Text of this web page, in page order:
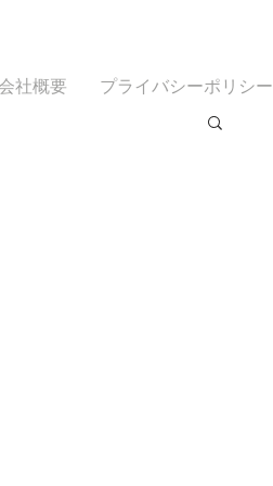
社概要 プライバシーポリシー